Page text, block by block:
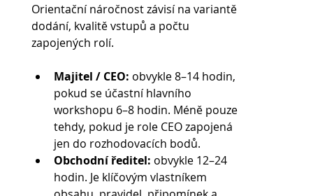
Orientační náročnost závisí na variantě
dodání, kvalitě vstupů a počtu
zapojených rolí.
Majitel / CEO: obvykle 8–14 hodin,
pokud se účastní hlavního
workshopu 6–8 hodin. Méně pouze
tehdy, pokud je role CEO zapojená
jen do rozhodovacích bodů.
Obchodní ředitel: obvykle 12–24
hodin. Je klíčovým vlastníkem